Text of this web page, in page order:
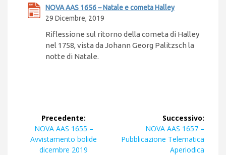
NOVA AAS 1656 – Natale e cometa Halley
29 Dicembre, 2019
Riflessione sul ritorno della cometa di Halley
nel 1758, vista da Johann Georg Palitzsch la
notte di Natale.
Navigazione
articoli
Precedente:
Articolo
precedente:
NOVA AAS 1655 –
Avvistamento bolide
dicembre 2019
Successivo:
Articolo
successivo:
NOVA AAS 1657 –
Pubblicazione Telematica
Aperiodica